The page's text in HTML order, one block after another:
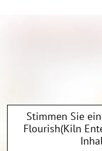
Stimmen Sie
Flourish(Kiln